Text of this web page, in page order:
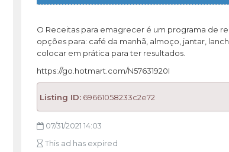
O Receitas para emagrecer é um programa de
opções para: café da manhã, almoço, jantar,
colocar em prática para ter resultados.
https://go.hotmart.com/N57631920I
Listing ID:69661058233c2e72
07/31/2021 14:03
This ad has expired